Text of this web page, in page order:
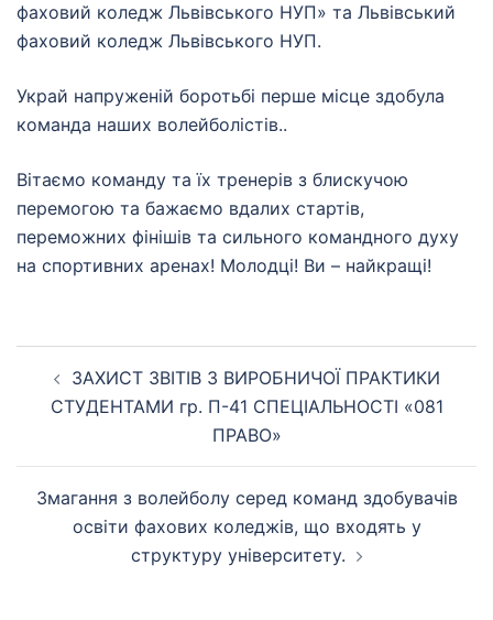
фаховий коледж Львівського НУП» та Львівський
фаховий коледж Львівського НУП.
Украй напруженій боротьбі перше місце здобула
команда наших волейболістів..
Вітаємо команду та їх тренерів з блискучою
перемогою та бажаємо вдалих стартів,
переможних фінішів та сильного командного духу
на спортивних аренах! Молодці! Ви – найкращі!
запису
ЗАХИСТ ЗВІТІВ З ВИРОБНИЧОЇ ПРАКТИКИ
СТУДЕНТАМИ гр. П-41 СПЕЦІАЛЬНОСТІ «081
ПРАВО»
Змагання з волейболу серед команд здобувачів
освіти фахових коледжів, що входять у
структуру університету.